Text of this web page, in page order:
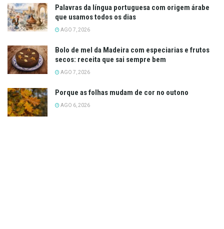
Palavras da língua portuguesa com origem árabe
que usamos todos os dias
AGO 7, 2026
Bolo de mel da Madeira com especiarias e frutos
secos: receita que sai sempre bem
AGO 7, 2026
Porque as folhas mudam de cor no outono
AGO 6, 2026